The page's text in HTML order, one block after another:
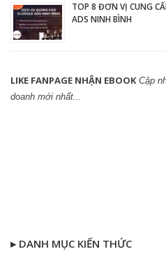
TOP 8 ĐƠN VỊ CUNG
ADS NINH BÌNH
LIKE FANPAGE NHẬN EBOOK Cập
doanh mới nhất...
▸ DANH MỤC KIẾN THỨC